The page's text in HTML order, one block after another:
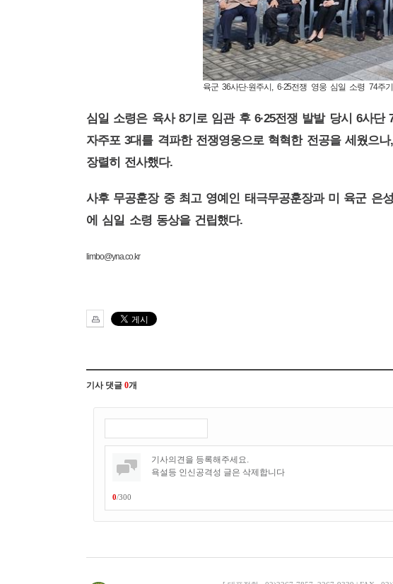
육군 36사단·원주시, 6·25전쟁 영웅 심일 소령 74주
심일 소령은 육사 8기로 임관 후6·25전쟁 발발 당시 6사단
자주포3대를 격파한 전쟁영웅으로 혁혁한 전공을 세웠으나
장렬히 전사했다.
사후 무공훈장 중 최고 영예인 태극무공훈장과 미 육군 은
에 심일 소령 동상을 건립했다.
limbo@yna.co.kr
기사 댓글 0개
0/300